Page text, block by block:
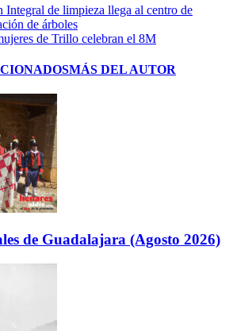
Integral de limpieza llega al centro de
de árboles
de Trillo celebran el 8M
MÁS DEL AUTOR
de Guadalajara (Agosto 2026)